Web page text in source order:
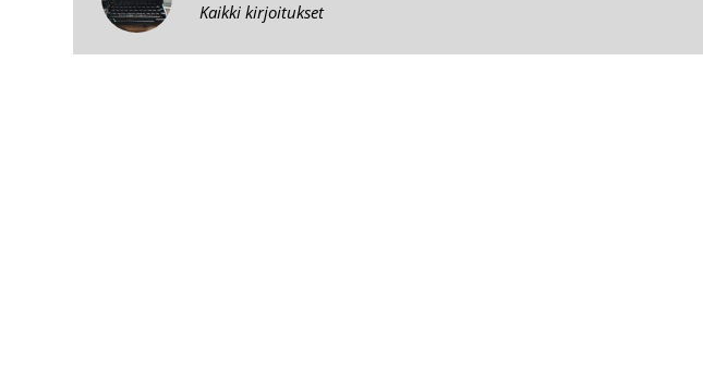
Kaikki kirjoitukset